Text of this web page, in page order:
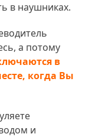
в наушниках.
а потому
в
когда Вы
и